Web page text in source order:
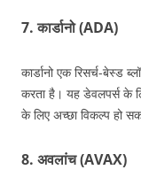
7. कार्डानो (ADA)
कार्डानो एक रिसर्च-बेस्ड
करता है। यह डेवलपर्स के
के लिए अच्छा विकल्प हो
8. अवलांच (AVAX)